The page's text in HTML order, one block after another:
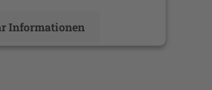
Informationen